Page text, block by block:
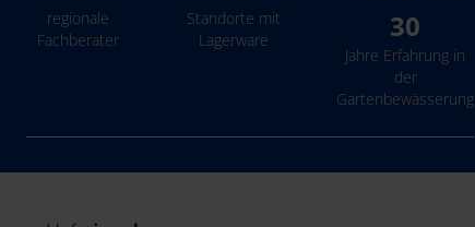
regionale
Fachberater
Standorte mit
Lagerware
30
Jahre Erfahrung in
der
Gartenbewässerung